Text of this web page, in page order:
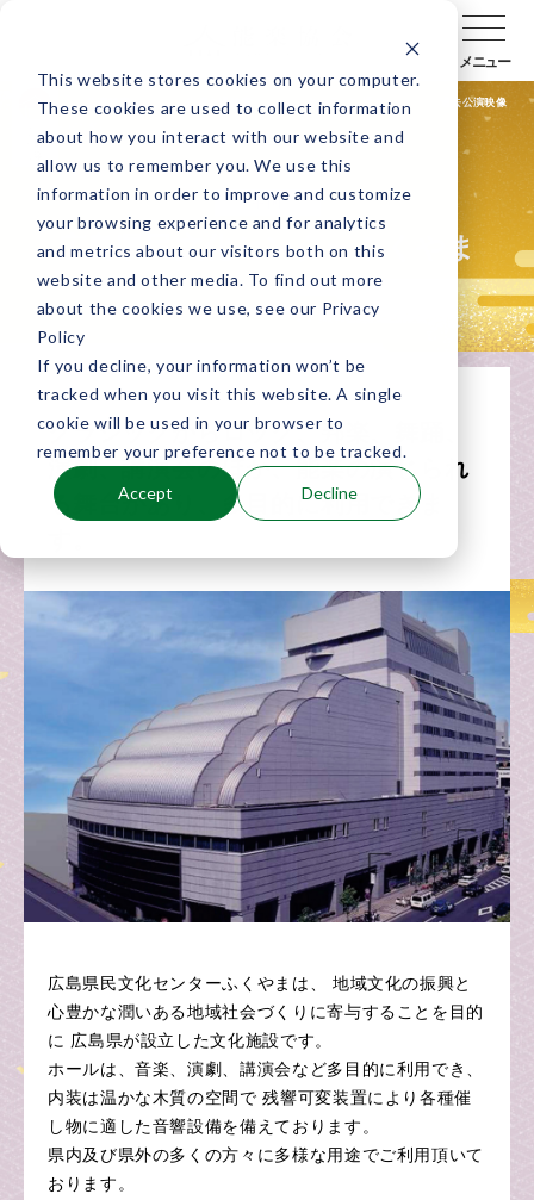
This website stores cookies on your computer.
These cookies are used to collect information
about how you interact with our website and
allow us to remember you. We use this
information in order to improve and customize
your browsing experience and for analytics
and metrics about our visitors both on this
website and other media. To find out more
about the cookies we use, see our Privacy
Policy
If you decline, your information won’t be
tracked when you visit this website. A single
cookie will be used in your browser to
remember your preference not to be tracked.
Accept Decline
メニュー
公演検索 公演会場検索 キャラバン通信 過去公演映像
中国
広島県民文化センターふくやま
クラシックからロック、邦楽、舞踊、
演劇、講演会のほか、能楽の演じられ
る舞台があり、多目的に利用できま
広島県民文化センターふくやまは、 地域文化の振興と
心豊かな潤いある地域社会づくりに寄与することを目的
に 広島県が設立した文化施設です。
ホールは、音楽、演劇、講演会など多目的に利用でき、
内装は温かな木質の空間で 残響可変装置により各種催
し物に適した音響設備を備えております。
県内及び県外の多くの方々に多様な用途でご利用頂いて
おります。